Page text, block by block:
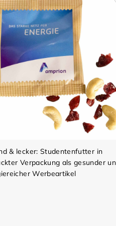
& lecker: Studentenfutter in
Verpackung als gesunder
Werbeartikel